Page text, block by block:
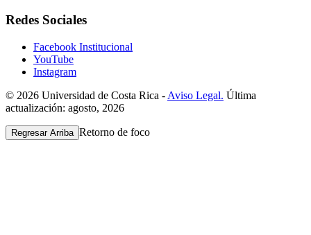
Redes Sociales
Facebook Institucional
YouTube
Instagram
© 2026 Universidad de Costa Rica - Aviso Legal. Última
actualización: agosto, 2026
Regresar Arriba Retorno de foco